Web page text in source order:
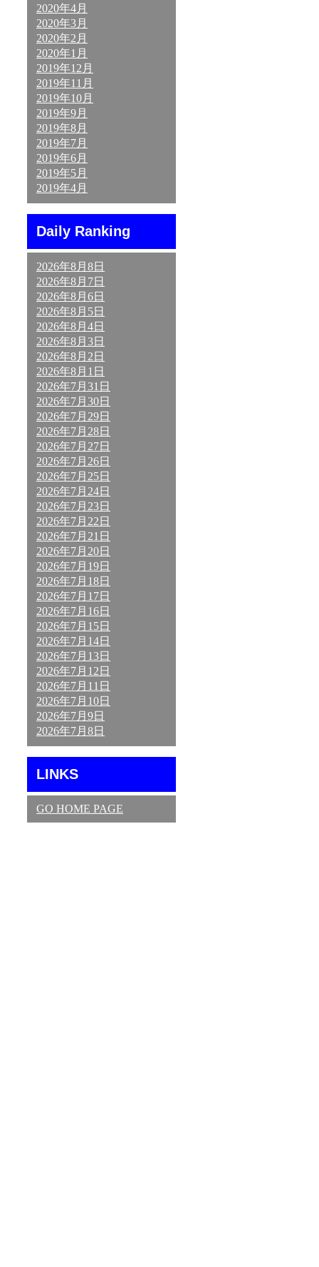
2020年4月
2020年3月
2020年2月
2020年1月
2019年12月
2019年11月
2019年10月
2019年9月
2019年8月
2019年7月
2019年6月
2019年5月
2019年4月
Daily Ranking
2026年8月8日
2026年8月7日
2026年8月6日
2026年8月5日
2026年8月4日
2026年8月3日
2026年8月2日
2026年8月1日
2026年7月31日
2026年7月30日
2026年7月29日
2026年7月28日
2026年7月27日
2026年7月26日
2026年7月25日
2026年7月24日
2026年7月23日
2026年7月22日
2026年7月21日
2026年7月20日
2026年7月19日
2026年7月18日
2026年7月17日
2026年7月16日
2026年7月15日
2026年7月14日
2026年7月13日
2026年7月12日
2026年7月11日
2026年7月10日
2026年7月9日
2026年7月8日
LINKS
GO HOME PAGE